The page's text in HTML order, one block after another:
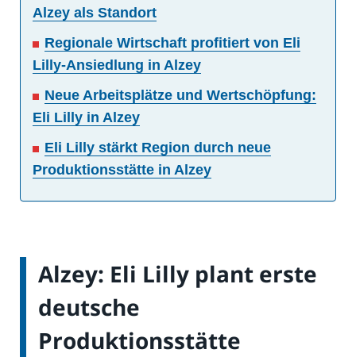
Alzey als Standort
Regionale Wirtschaft profitiert von Eli
Lilly-Ansiedlung in Alzey
Neue Arbeitsplätze und Wertschöpfung:
Eli Lilly in Alzey
Eli Lilly stärkt Region durch neue
Produktionsstätte in Alzey
Alzey: Eli Lilly plant erste
deutsche
Produktionsstätte